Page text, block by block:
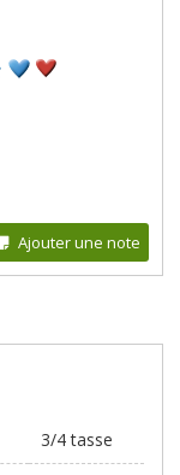
Ajouter une note
3/4 tasse